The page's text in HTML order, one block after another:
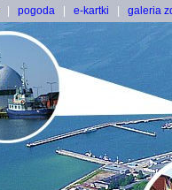
pogoda e-kartki galeria